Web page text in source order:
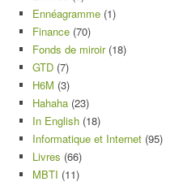
Ennéagramme (1)
Finance (70)
Fonds de miroir(18)
GTD (7)
H6M (3)
Hahaha (23)
In English (18)
Informatique et Internet (95)
Livres (66)
MBTI (11)